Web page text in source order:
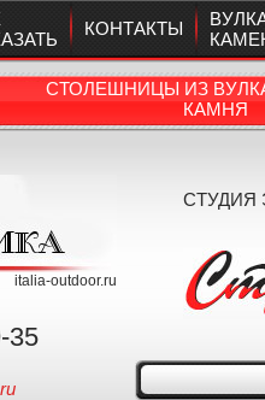
КОНТАКТЫ
СТОЛЕШНИЦЫ ИЗ
КАМНЯ
italia-outdoor.ru
35
СТУДИЯ